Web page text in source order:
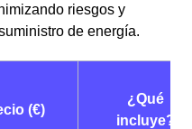
riesgos y
de energía.
(€)
¿Qué
incluye?